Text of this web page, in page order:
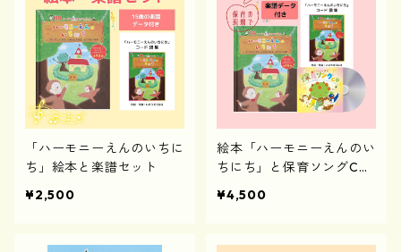
「ハーモニーえんのいちに
ち」絵本と楽譜セット
¥2,500
絵本「ハーモニーえんのい
ちにち」と保育ソングCD
¥4,500